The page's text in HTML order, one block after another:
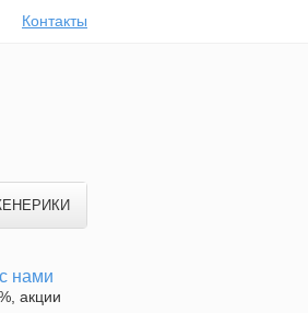
Контакты
нами
акции